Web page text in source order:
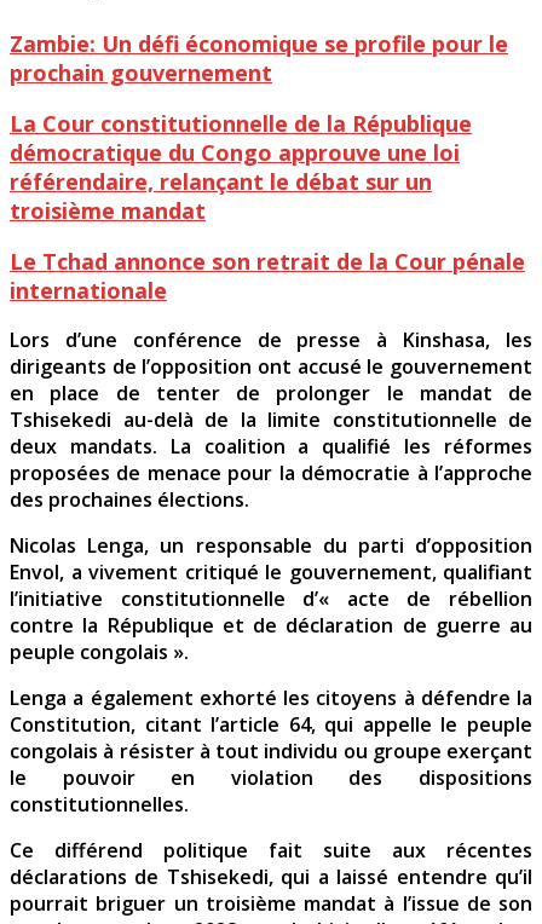
Zambie: Un défi économique se profile pour le
prochain gouvernement
La Cour constitutionnelle de la République
démocratique du Congo approuve une loi
référendaire, relançant le débat sur un
troisième mandat
Le Tchad annonce son retrait de la Cour pénale
internationale
Lors d’une conférence de presse à Kinshasa, les
dirigeants de l’opposition ont accusé le gouvernement
en place de tenter de prolonger le mandat de
Tshisekedi au-delà de la limite constitutionnelle de
deux mandats. La coalition a qualifié les réformes
proposées de menace pour la démocratie à l’approche
des prochaines élections.
Nicolas Lenga, un responsable du parti d’opposition
Envol, a vivement critiqué le gouvernement, qualifiant
l’initiative constitutionnelle d’« acte de rébellion
contre la République et de déclaration de guerre au
peuple congolais ».
Lenga a également exhorté les citoyens à défendre la
Constitution, citant l’article 64, qui appelle le peuple
congolais à résister à tout individu ou groupe exerçant
le pouvoir en violation des dispositions
constitutionnelles.
Ce différend politique fait suite aux récentes
déclarations de Tshisekedi, qui a laissé entendre qu’il
pourrait briguer un troisième mandat à l’issue de son